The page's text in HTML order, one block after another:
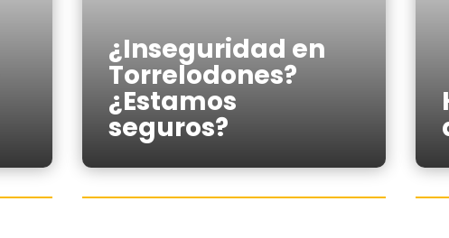
¿Inseguridad en
Torrelodones?
¿Estamos
seguros?